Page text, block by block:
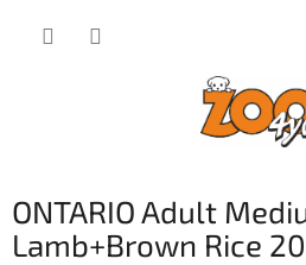
ONTARIO Adult
Lamb+Brown Rice